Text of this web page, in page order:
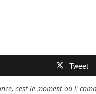
Tweet
c’est le moment où il